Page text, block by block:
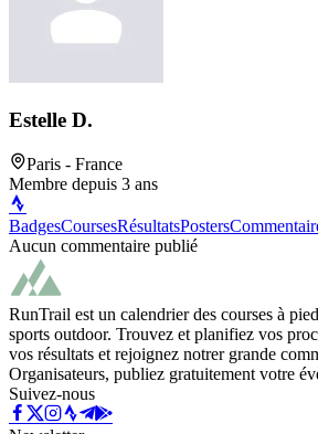
Estelle D.
Paris - France
Membre depuis 3 ans
BadgesCoursesRésultatsPosters
Aucun commentaire publié
RunTrail est un calendrier des courses à
sports outdoor. Trouvez et planifiez vos
vos résultats et rejoignez notrer grande
Organisateurs, publiez gratuitement votre
Suivez-nous